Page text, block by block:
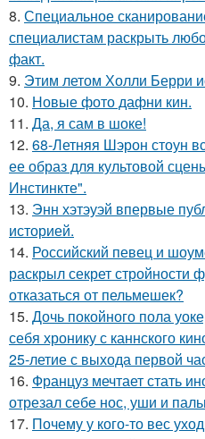
8. Специальное
специалистам раскрыть
факт.
9. Этим летом Холли Берри
10. Новые фото дафни кин.
11. Да, я сам в шоке!
12. 68-Летняя Шэрон стоун
ее образ для культовой
Инстинкте".
13. Энн хэтэуэй впервые
историей.
14. Российский певец и
раскрыл секрет стройности
отказаться от пельмешек?
15. Дочь покойного пола
себя хронику с каннского
25-летие с выхода первой
16. Француз мечтает стать
отрезал себе нос, уши и
17. Почему у кого-то вес